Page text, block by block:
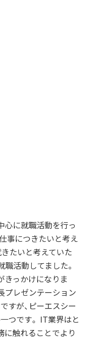
心に就職活動を行っ
事につきたいと考え
たいと考えていた
活動してました。
きっかけになりま
プレゼンテーション
すが、ピーエスシー
つです。 IT業界はと
に触れることでより